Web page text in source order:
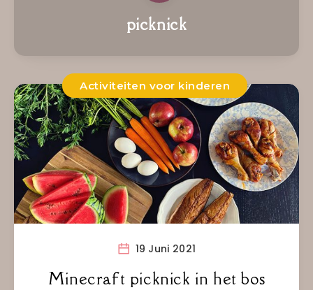
picknick
Activiteiten voor kinderen
19 Juni 2021
Minecraft picknick in het bos